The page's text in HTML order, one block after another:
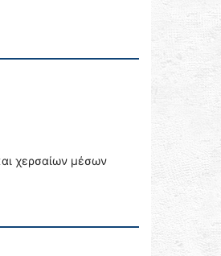
χερσαίων μέσων